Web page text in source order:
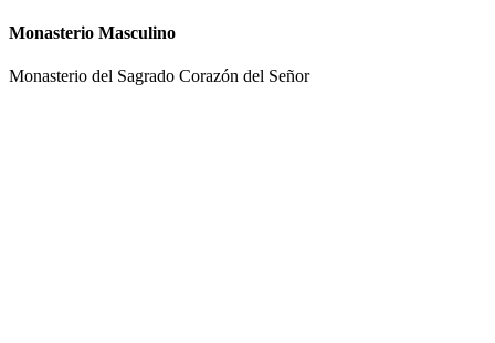
Monasterio Masculino
Monasterio del Sagrado Corazón del Señor